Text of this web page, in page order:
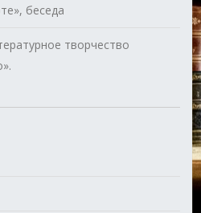
беседа
творчество